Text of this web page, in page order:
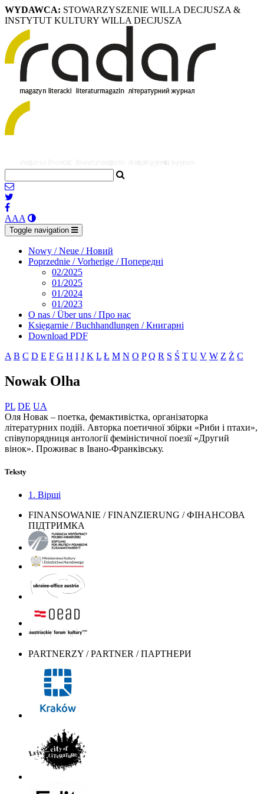
WYDAWCA: STOWARZYSZENIE WILLA DECJUSZA &
INSTYTUT KULTURY WILLA DECJUSZA
AAA
Toggle navigation
Nowy / Neue / Новий
Poprzednie / Vorherige / Попередні
02/2025
01/2025
01/2024
01/2023
O nas / Über uns / Про нас
Księgarnie / Buchhandlungen / Книгарні
Download PDF
A B C D E F G H I J K L Ł M N O P Q R S Ś T U V W Z Ż С
Nowak Olha
PL DE UA
Оля Новак – поетка, фемактивістка, організаторка
літературних подій. Авторка поетичної збірки «Риби і птахи»,
співупорядниця антології феміністичної поезії «Другий
вінок». Проживає в Івано-Франківську.
Teksty
1. Вірші
FINANSOWANIE / FINANZIERUNG / ФІНАНСОВА
ПІДТРИМКА
PARTNERZY / PARTNER / ПАРТНЕРИ